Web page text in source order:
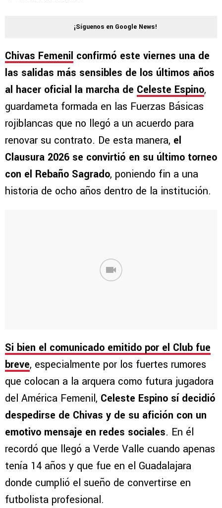
¡Síguenos en Google News!
Chivas Femenil confirmó este viernes una de
las salidas más sensibles de los últimos años
al hacer oficial la marcha de Celeste Espino,
guardameta formada en las Fuerzas Básicas
rojiblancas que no llegó a un acuerdo para
renovar su contrato. De esta manera, el
Clausura 2026 se convirtió en su último torneo
con el Rebaño Sagrado, poniendo fin a una
historia de ocho años dentro de la institución.
Si bien el comunicado emitido por el Club fue
breve, especialmente por los fuertes rumores
que colocan a la arquera como futura jugadora
del América Femenil, Celeste Espino sí decidió
despedirse de Chivas y de su afición con un
emotivo mensaje en redes sociales. En él
recordó que llegó a Verde Valle cuando apenas
tenía 14 años y que fue en el Guadalajara
donde cumplió el sueño de convertirse en
futbolista profesional.